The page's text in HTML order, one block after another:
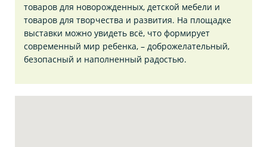
товаров для новорожденных, детской мебели и
товаров для творчества и развития. На площадке
выставки можно увидеть всё, что формирует
современный мир ребенка, – доброжелательный,
безопасный и наполненный радостью.